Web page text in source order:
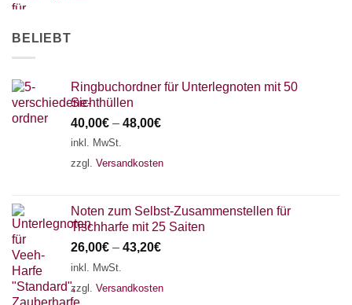
BELIEBT
Ringbuchordner für Unterlegnoten mit 50
Sichthüllen
40,00€ – 48,00€
inkl. MwSt.
zzgl. Versandkosten
Noten zum Selbst-Zusammenstellen für
Tischharfe mit 25 Saiten
26,00€ – 43,20€
inkl. MwSt.
zzgl. Versandkosten